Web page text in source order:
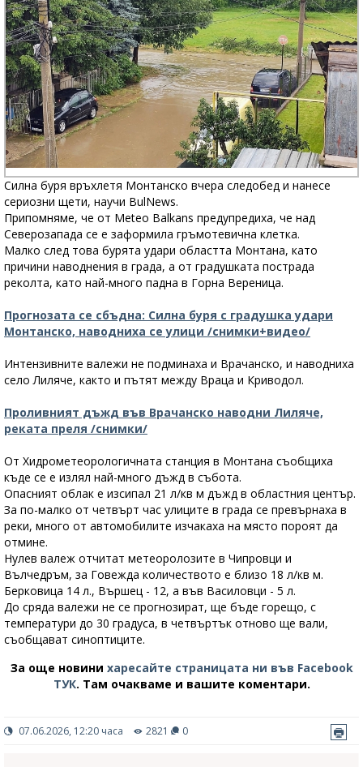
Силна буря връхлетя Монтанско вчера следобед и нанесе
сериозни щети, научи BulNews.
Припомняме, че от Meteo Balkans предупредиха, че над
Северозапада се е заформила гръмотевична клетка.
Малко след това бурята удари областта Монтана, като
причини наводнения в града, а от градушката пострада
реколта, като най-много падна в Горна Вереница.
Прогнозата се сбъдна: Силна буря с градушка удари
Монтанско, наводниха се улици /снимки+видео/
Интензивните валежи не подминаха и Врачанско, и наводниха
село Лиляче, както и пътят между Враца и Криводол.
Проливният дъжд във Врачанско наводни Лиляче,
реката преля /снимки/
От Хидрометеорологичната станция в Монтана съобщиха
къде се е излял най-много дъжд в събота.
Опасният облак е изсипал 21 л/кв м дъжд в областния център.
За по-малко от четвърт час улиците в града се превърнаха в
реки, много от автомобилите изчакаха на място пороят да
отмине.
Нулев валеж отчитат метеоролозите в Чипровци и
Вълчедръм, за Говежда количеството е близо 18 л/кв м.
Берковица 14 л., Вършец - 12, а във Василовци - 5 л.
До сряда валежи не се прогнозират, ще бъде горещо, с
температури до 30 градуса, в четвъртък отново ще вали,
съобщават синоптиците.
За още новини харесайте страницата ни във Facebook
ТУК. Там очакваме и вашите коментари.
07.06.2026, 12:20 часа 2821 0